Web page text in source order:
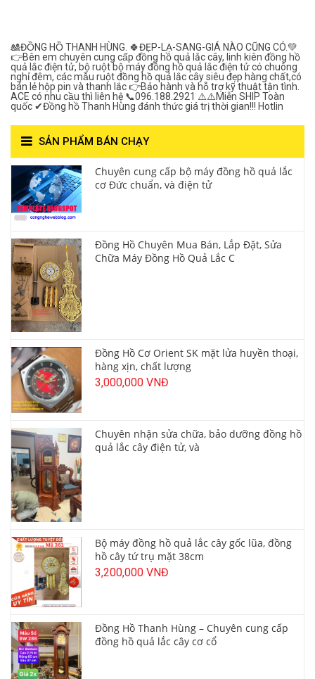
🎎ĐỒNG HỒ THANH HÙNG. 🍀ĐẸP-LẠ-SANG-GIÁ NÀO CŨNG CÓ.💚
👉Bên em chuyên cung cấp đồng hồ quả lắc cây, linh kiên đồng hồ
quả lắc điện tử, bộ ruột bộ máy đồng hồ quả lắc điện tử có chuông
nghỉ đêm, các mẫu ruột đồng hồ quả lắc cây siêu đẹp hàng chất,có
bán lẻ hộp pin và thanh lắc 👉Bảo hành và hỗ trợ kỹ thuật tận tình.
ACE có nhu cầu thì liên hệ 📞096.188.2921 ⚠️⚠️Miễn SHIP Toàn
quốc ✔Đồng hồ Thanh Hùng đánh thức giá trị thời gian!!! Hotlin
SẢN PHẨM BÁN CHẠY
Chuyên cung cấp bộ máy đồng hồ quả lắc
cơ Đức chuẩn, và điện tử
Đồng Hồ Chuyên Mua Bán, Lắp Đặt, Sửa
Chữa Máy Đồng Hồ Quả Lắc C
Đồng Hồ Cơ Orient SK mặt lửa huyền thoại,
hàng xịn, chất lượng
3,000,000 VNĐ
Chuyên nhận sửa chữa, bảo dưỡng đồng hồ
quả lắc cây điện tử, và
Bộ máy đồng hồ quả lắc cây gốc lũa, đồng
hồ cây tứ trụ mặt 38cm
3,200,000 VNĐ
Đồng Hồ Thanh Hùng – Chuyên cung cấp
đồng hồ quả lắc cây cơ cổ